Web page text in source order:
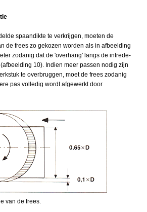
spaandikte te verkrijgen, moeten de
de frees zo gekozen worden als in afbeelding
zodanig dat de 'overhang' langs de intrede-
10). Indien meer passen nodig zijn
te overbruggen, moet de frees zodanig
pas volledig wordt afgewerkt door
van de frees.